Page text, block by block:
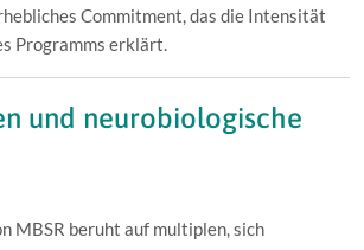
Commitment, das die Intensität
Programms erklärt.
und neurobiologische
MBSR beruht auf multiplen, sich